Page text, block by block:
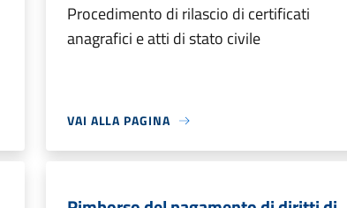
Procedimento di rilascio di certificati
anagrafici e atti di stato civile
VAI ALLA PAGINA